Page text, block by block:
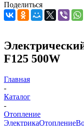
Поделиться
F125 500W
Главная
-
Каталог
-
Отопление
ЭлектрикаОтопление